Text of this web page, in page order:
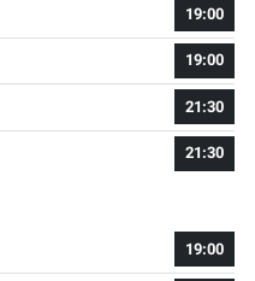
19:00
19:00
21:30
21:30
19:00